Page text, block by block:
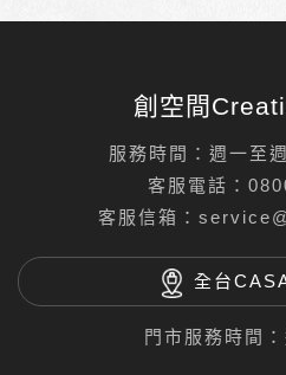
創空間
服務時間：週一至
客服電話：
客服信箱：
全台
門市服務時間